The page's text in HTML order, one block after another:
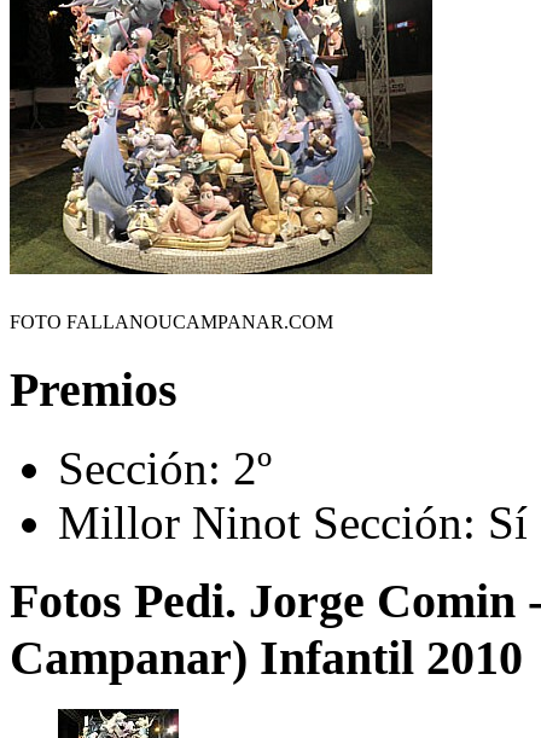
FOTO FALLANOUCAMPANAR.COM
Premios
Sección: 2º
Millor Ninot Sección: Sí
Fotos Pedi. Jorge Comin
Campanar) Infantil 2010